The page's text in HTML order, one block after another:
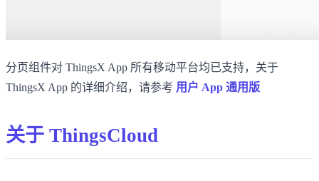
分页组件对 ThingsX App 所有移动平台均已支持，关于
ThingsX App 的详细介绍，请参考 用户 App 通用版
关于 ThingsCloud